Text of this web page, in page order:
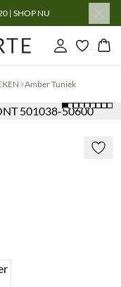
| SHOP NU
Inloggen
Amber Tuniek